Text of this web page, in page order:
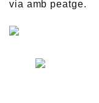
via amb peatge.